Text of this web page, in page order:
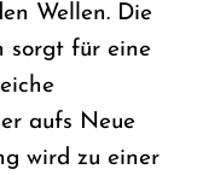
Wellen. Die
sorgt für eine
aufs Neue
wird zu einer